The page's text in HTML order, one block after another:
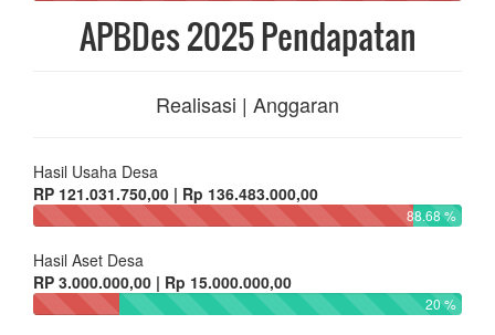
APBDes 2025 Pendapatan
Realisasi | Anggaran
Hasil Usaha Desa
RP 121.031.750,00 | Rp 136.483.000,00
88.68 %
Hasil Aset Desa
RP 3.000.000,00 | Rp 15.000.000,00
20 %